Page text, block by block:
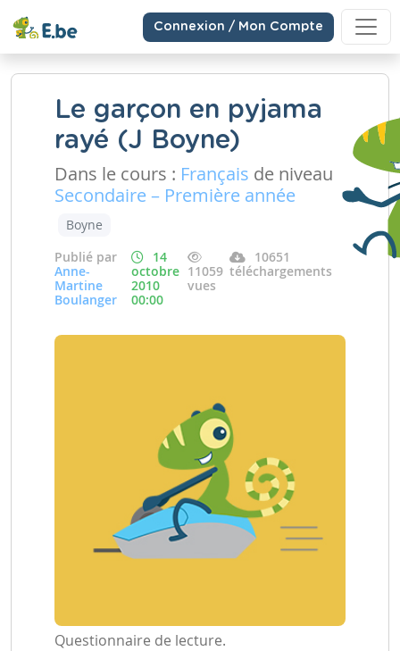
Connexion / Mon Compte
Le garçon en pyjama
rayé (J Boyne)
Dans le cours : Français de niveau
Secondaire – Première année
Boyne
Publié par
Anne-
Martine
Boulanger
14
octobre
2010
00:00
11059
vues
10651
téléchargements
Questionnaire de lecture.